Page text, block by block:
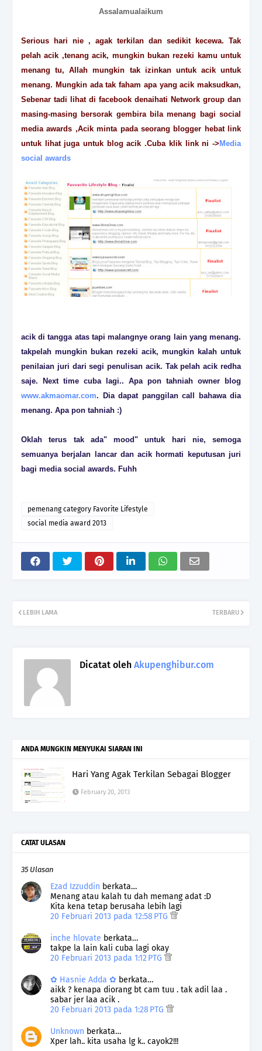
Assalamualaikum
Serious hari nie , agak terkilan dan sedikit kecewa. Tak
pelah acik ,tenang acik, mungkin bukan rezeki kamu untuk
menang tu, Allah mungkin tak izinkan untuk acik untuk
menang. Mungkin ada tak faham apa yang acik maksudkan,
Sebenar tadi lihat di facebook denaihati Network group dan
masing-masing bersorak gembira bila menang bagi social
media awards ,Acik minta pada seorang blogger hebat link
untuk lihat juga untuk blog acik .Cuba klik link ni -> Media
social awards
acik di tangga atas tapi malangnye orang lain yang menang.
takpelah mungkin bukan rezeki acik, mungkin kalah untuk
penilaian juri dari segi penulisan acik. Tak pelah acik redha
saje. Next time cuba lagi.. Apa pon tahniah owner blog
www.akmaomar.com. Dia dapat panggilan call bahawa dia
menang. Apa pon tahniah :)
Oklah terus tak ada" mood" untuk hari nie, semoga
semuanya berjalan lancar dan acik hormati keputusan juri
bagi media social awards. Fuhh
pemenang category Favorite Lifestyle
social media award 2013
TERBARU
LEBIH LAMA
Dicatat oleh Akupenghibur.com
ANDA MUNGKIN MENYUKAI SIARAN INI
Hari Yang Agak Terkilan Sebagai Blogger
February 20, 2013
CATAT ULASAN
35 Ulasan
Ezad Izzuddin berkata…
Menang atau kalah tu dah memang adat :D
Kita kena tetap berusaha lebih lagi
20 Februari 2013 pada 12:58 PTG
inche hlovate berkata…
takpe la lain kali cuba lagi okay
20 Februari 2013 pada 1:12 PTG
✿ Hasnie Adda ✿ berkata…
aikk ? kenapa diorang bt cam tuu . tak adil laa .
sabar jer laa acik .
20 Februari 2013 pada 1:28 PTG
Unknown berkata…
Xper lah.. kita usaha lg k.. cayok2!!!